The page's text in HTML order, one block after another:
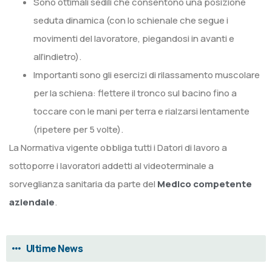
seduta dinamica (con lo schienale che segue i
movimenti del lavoratore, piegandosi in avanti e
all’indietro).
Importanti sono gli esercizi di rilassamento muscolare
per la schiena: flettere il tronco sul bacino fino a
toccare con le mani per terra e rialzarsi lentamente
(ripetere per 5 volte).
La Normativa vigente obbliga tutti i Datori di lavoro a
sottoporre i lavoratori addetti al videoterminale a
sorveglianza sanitaria da parte del Medico competente
aziendale.
Ultime News